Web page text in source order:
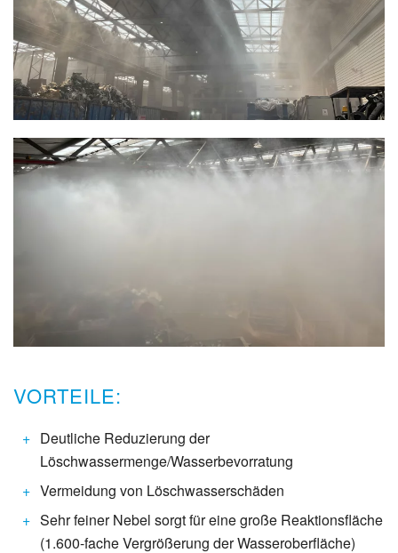
VORTEILE:
Deutliche Reduzierung der
Löschwassermenge/Wasserbevorratung
Vermeidung von Löschwasserschäden
Sehr feiner Nebel sorgt für eine große Reaktionsfläche
(1.600-fache Vergrößerung der Wasseroberfläche)